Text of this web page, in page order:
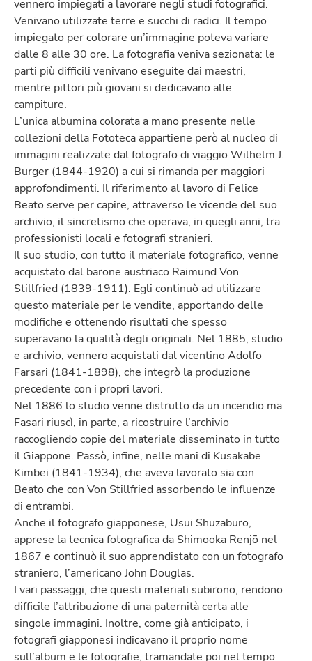
vennero impiegati a lavorare negli studi fotografici.
Venivano utilizzate terre e succhi di radici. Il tempo
impiegato per colorare un’immagine poteva variare
dalle 8 alle 30 ore. La fotografia veniva sezionata: le
parti più difficili venivano eseguite dai maestri,
mentre pittori più giovani si dedicavano alle
campiture.
L’unica albumina colorata a mano presente nelle
collezioni della Fototeca appartiene però al nucleo di
immagini realizzate dal fotografo di viaggio Wilhelm J.
Burger (1844-1920) a cui si rimanda per maggiori
approfondimenti. Il riferimento al lavoro di Felice
Beato serve per capire, attraverso le vicende del suo
archivio, il sincretismo che operava, in quegli anni, tra
professionisti locali e fotografi stranieri.
Il suo studio, con tutto il materiale fotografico, venne
acquistato dal barone austriaco Raimund Von
Stillfried (1839-1911). Egli continuò ad utilizzare
questo materiale per le vendite, apportando delle
modifiche e ottenendo risultati che spesso
superavano la qualità degli originali. Nel 1885, studio
e archivio, vennero acquistati dal vicentino Adolfo
Farsari (1841-1898), che integrò la produzione
precedente con i propri lavori.
Nel 1886 lo studio venne distrutto da un incendio ma
Fasari riuscì, in parte, a ricostruire l’archivio
raccogliendo copie del materiale disseminato in tutto
il Giappone. Passò, infine, nelle mani di Kusakabe
Kimbei (1841-1934), che aveva lavorato sia con
Beato che con Von Stillfried assorbendo le influenze
di entrambi.
Anche il fotografo giapponese, Usui Shuzaburo,
apprese la tecnica fotografica da Shimooka Renjō nel
1867 e continuò il suo apprendistato con un fotografo
straniero, l’americano John Douglas.
I vari passaggi, che questi materiali subirono, rendono
difficile l’attribuzione di una paternità certa alle
singole immagini. Inoltre, come già anticipato, i
fotografi giapponesi indicavano il proprio nome
sull’album e le fotografie, tramandate poi nel tempo